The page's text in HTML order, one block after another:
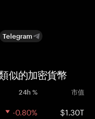
Telegram
似的加密貨幣
24h % 市值
-0.80% $1.30T